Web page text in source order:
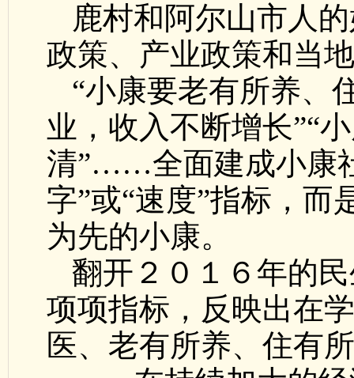
鹿村和阿尔山市人
政策、产业政策和当
“小康要老有所养、
业，收入不断增长”“
清”……全面建成小康
字”或“速度”指标，而
为先的小康。
翻开２０１６年的
项项指标，反映出在
医、老有所养、住有